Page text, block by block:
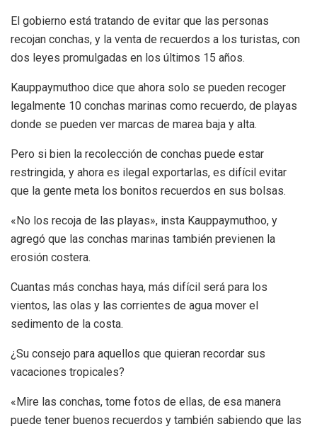
El gobierno está tratando de evitar que las personas
recojan conchas, y la venta de recuerdos a los turistas, con
dos leyes promulgadas en los últimos 15 años.
Kauppaymuthoo dice que ahora solo se pueden recoger
legalmente 10 conchas marinas como recuerdo, de playas
donde se pueden ver marcas de marea baja y alta.
Pero si bien la recolección de conchas puede estar
restringida, y ahora es ilegal exportarlas, es difícil evitar
que la gente meta los bonitos recuerdos en sus bolsas.
«No los recoja de las playas», insta Kauppaymuthoo, y
agregó que las conchas marinas también previenen la
erosión costera.
Cuantas más conchas haya, más difícil será para los
vientos, las olas y las corrientes de agua mover el
sedimento de la costa.
¿Su consejo para aquellos que quieran recordar sus
vacaciones tropicales?
«Mire las conchas, tome fotos de ellas, de esa manera
puede tener buenos recuerdos y también sabiendo que las